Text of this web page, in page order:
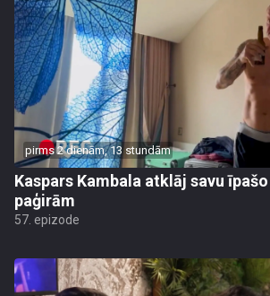
pirms 2 dienām, 13 stundām
Kaspars Kambala atklāj savu
paģirām
57. epizode